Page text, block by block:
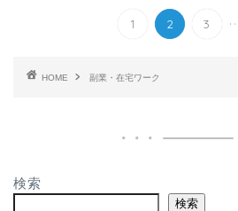
1 2 3
HOME 副業・在宅ワーク
検索
検索